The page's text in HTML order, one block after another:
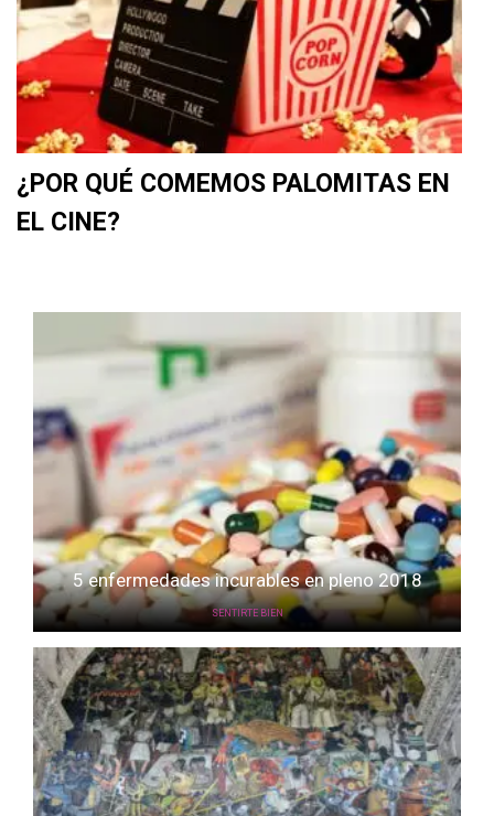
¿POR QUÉ COMEMOS PALOMITAS EN
EL CINE?
5 enfermedades incurables en pleno 2018
SENTIRTE BIEN